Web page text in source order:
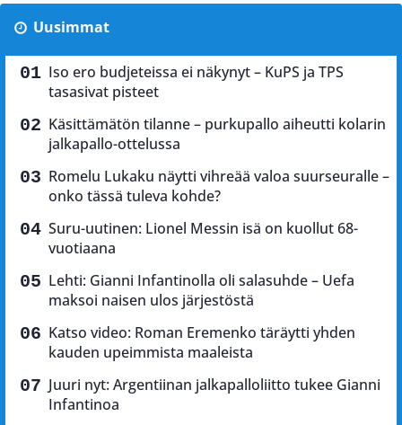
Uusimmat
Iso ero budjeteissa ei näkynyt – KuPS ja TPS
tasasivat pisteet
Käsittämätön tilanne – purkupallo aiheutti kolarin
jalkapallo-ottelussa
Romelu Lukaku näytti vihreää valoa suurseuralle –
onko tässä tuleva kohde?
Suru-uutinen: Lionel Messin isä on kuollut 68-
vuotiaana
Lehti: Gianni Infantinolla oli salasuhde – Uefa
maksoi naisen ulos järjestöstä
Katso video: Roman Eremenko täräytti yhden
kauden upeimmista maaleista
Juuri nyt: Argentiinan jalkapalloliitto tukee Gianni
Infantinoa